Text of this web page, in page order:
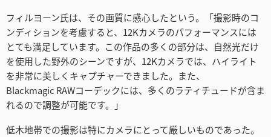
フィルヨーン氏は、その画質に感心したという。「撮影時のコ
ンディションを考慮すると、12Kカメラのパフォーマンスには
とても満足しています。この作品の多くの部分は、自然光だけ
を使用した野外のシーンですが、12Kカメラでは、ハイライト
を非常に美しくキャプチャーできました。また、
Blackmagic RAWコーデックには、多くのラティチュードが含ま
れるので調整が可能です。」
低木地帯での撮影は特にカメラにとって厳しいものであった。